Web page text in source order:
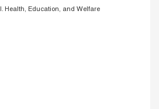
I. Health, Education, and Welfare